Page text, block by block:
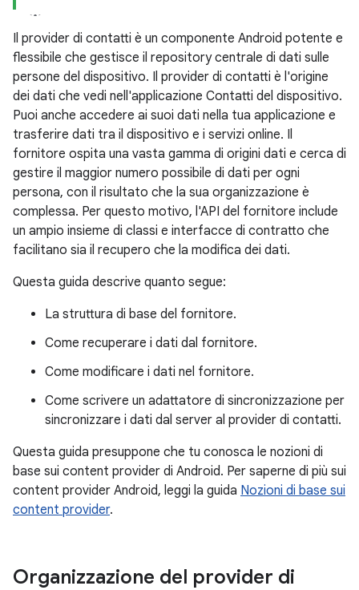
Il provider di contatti è un componente Android potente e
flessibile che gestisce il repository centrale di dati sulle
persone del dispositivo. Il provider di contatti è l'origine
dei dati che vedi nell'applicazione Contatti del dispositivo.
Puoi anche accedere ai suoi dati nella tua applicazione e
trasferire dati tra il dispositivo e i servizi online. Il
fornitore ospita una vasta gamma di origini dati e cerca di
gestire il maggior numero possibile di dati per ogni
persona, con il risultato che la sua organizzazione è
complessa. Per questo motivo, l'API del fornitore include
un ampio insieme di classi e interfacce di contratto che
facilitano sia il recupero che la modifica dei dati.
Questa guida descrive quanto segue:
La struttura di base del fornitore.
Come recuperare i dati dal fornitore.
Come modificare i dati nel fornitore.
Come scrivere un adattatore di sincronizzazione per
sincronizzare i dati dal server al provider di contatti.
Questa guida presuppone che tu conosca le nozioni di
base sui content provider di Android. Per saperne di più sui
content provider Android, leggi la guida Nozioni di base sui
content provider.
Organizzazione del provider di